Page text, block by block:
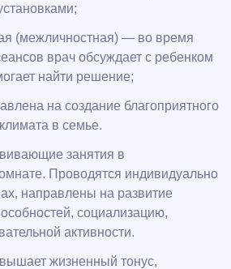
(межличностная) — во время
врач обсуждает с ребенком
найти решение;
на создание благоприятного
в семье.
занятия в
Проводятся индивидуально
направлены на развитие
социализацию,
активности.
жизненный тонус,